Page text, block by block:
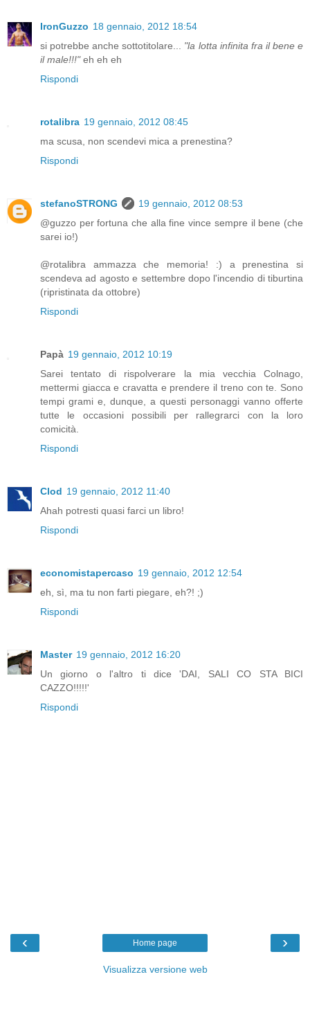
IronGuzzo 18 gennaio, 2012 18:54
si potrebbe anche sottotitolare... "la lotta infinita fra il bene e
il male!!!"eh eh eh
Rispondi
rotalibra 19 gennaio, 2012 08:45
ma scusa, non scendevi mica a prenestina?
Rispondi
stefanoSTRONG
19 gennaio, 2012 08:53
@guzzo per fortuna che alla fine vince sempre il bene (che
sarei io!)
@rotalibra ammazza che memoria! :) a prenestina si
scendeva ad agosto e settembre dopo l'incendio di tiburtina
(ripristinata da ottobre)
Rispondi
Papà 19 gennaio, 2012 10:19
Sarei tentato di rispolverare la mia vecchia Colnago,
mettermi giacca e cravatta e prendere il treno con te. Sono
tempi grami e, dunque, a questi personaggi vanno offerte
tutte le occasioni possibili per rallegrarci con la loro
comicità.
Rispondi
Clod 19 gennaio, 2012 11:40
Ahah potresti quasi farci un libro!
Rispondi
economistapercaso 19 gennaio, 2012 12:54
eh, sì, ma tu non farti piegare, eh?! ;)
Rispondi
Master 19 gennaio, 2012 16:20
Un giorno o l'altro ti dice 'DAI, SALI CO STA BICI
CAZZO!!!!!'
Rispondi
‹ ›
Home page
Visualizza versione web